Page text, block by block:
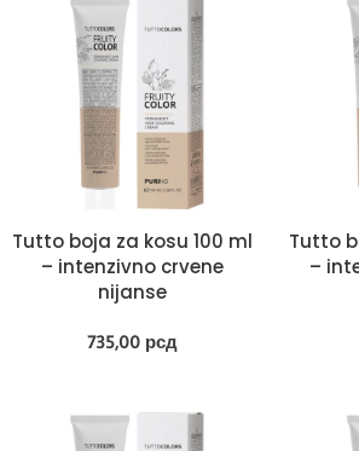
Tutto boja za kosu 100 ml
– intenzivno crvene
nijanse
735,00 рсд
Tutto
–